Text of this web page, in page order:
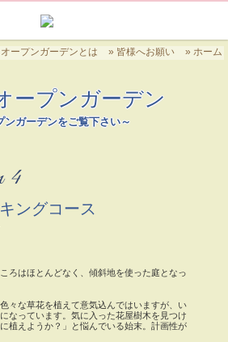
ープンガーデン
ンガーデンをご覧下さい～
オープンガーデンとは 皆様へお願い ホーム
4
ングコース
ろはほとんどなく、傾斜地を使った庭となっ
々な草花を植えて意気込んではいますが、い
なっています。気に入った花屋樹木を見つけ
植えようか？」と悩んでいる始末。計画性が